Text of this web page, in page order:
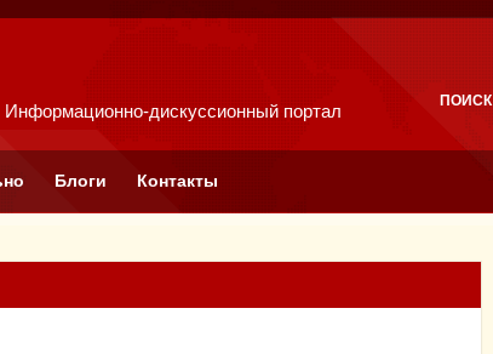
Информационно-дискуссионный портал ПОИСК
Блоги Контакты